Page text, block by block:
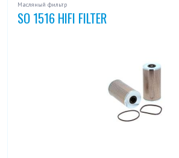
Масляный фильтр
SO 1516 HIFI FILTER